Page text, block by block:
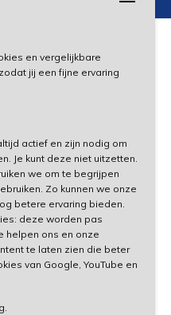
en vergelijkbare
jij een fijne ervaring
actief en zijn nodig om
Je kunt deze niet uitzetten.
we om te begrijpen
Zo kunnen we onze
betere ervaring bieden.
deze worden pas
helpen ons en onze
te laten zien die beter
van Google, YouTube en
.